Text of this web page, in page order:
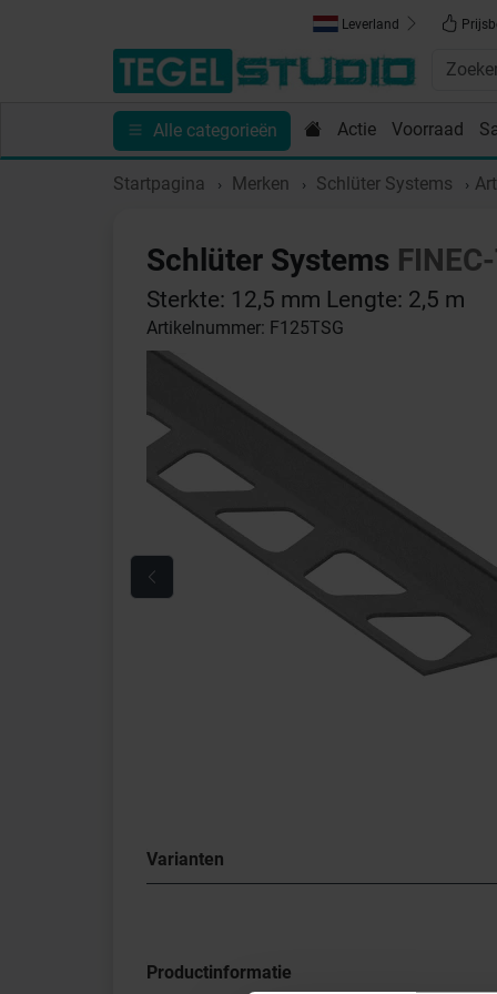
Leverland
Alle categorieën Actie Voorraad
Toebehoren Sanitair Tips en Inspiratie
Startpagina Merken Schlüter Systems
Schlüter Systems
Sterkte: 12,5 mm Lengte: 2,5 m
Artikelnummer: F125TSG
Varianten
Productinformatie